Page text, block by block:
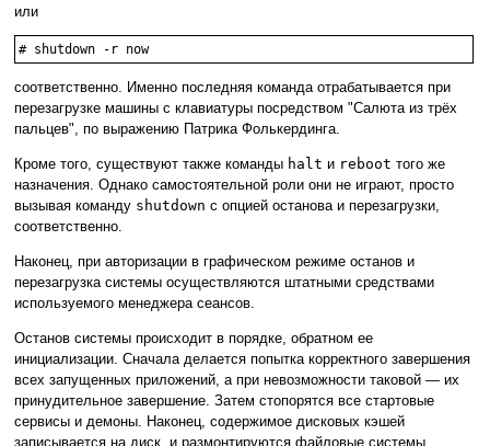
или
# shutdown -r now
соответственно. Именно последняя команда отрабатывается при
перезагрузке машины с клавиатуры посредством "Салюта из трёх
пальцев", по выражению Патрика Фолькердинга.
Кроме того, существуют также команды halt и reboot того же
назначения. Однако самостоятельной роли они не играют, просто
вызывая команду shutdown с опцией останова и перезагрузки,
соответственно.
Наконец, при авторизации в графическом режиме останов и
перезагрузка системы осуществляются штатными средствами
используемого менеджера сеансов.
Останов системы происходит в порядке, обратном ее
инициализации. Сначала делается попытка корректного завершения
всех запущенных приложений, а при невозможности таковой — их
принудительное завершение. Затем стопорятся все стартовые
сервисы и демоны. Наконец, содержимое дисковых кэшей
записывается на диск, и размонтируются файловые системы.